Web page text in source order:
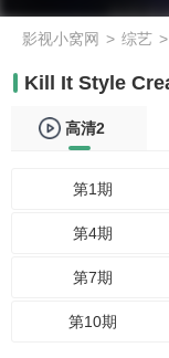
影视小窝网 > 综艺 >
Kill It Style
高清2
第1期
第4期
第7期
第10期